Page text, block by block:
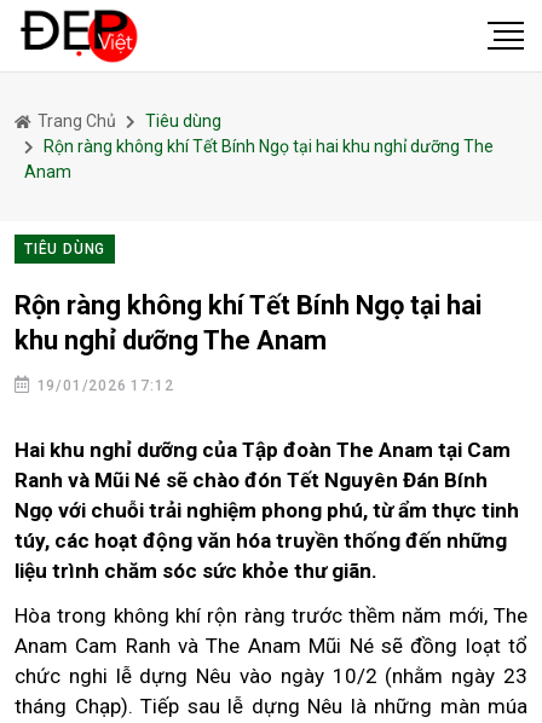
Trang Chủ
Tiêu dùng
Rộn ràng không khí Tết Bính Ngọ tại hai khu nghỉ dưỡng The
Anam
TIÊU DÙNG
Rộn ràng không khí Tết Bính Ngọ tại hai
khu nghỉ dưỡng The Anam
19/01/2026 17:12
Hai khu nghỉ dưỡng của Tập đoàn The Anam tại Cam
Ranh và Mũi Né sẽ chào đón Tết Nguyên Đán Bính
Ngọ với chuỗi trải nghiệm phong phú, từ ẩm thực tinh
túy, các hoạt động văn hóa truyền thống đến những
liệu trình chăm sóc sức khỏe thư giãn.
Hòa trong không khí rộn ràng trước thềm năm mới, The
Anam Cam Ranh và The Anam Mũi Né sẽ đồng loạt tổ
chức nghi lễ dựng Nêu vào ngày 10/2 (nhằm ngày 23
tháng Chạp). Tiếp sau lễ dựng Nêu là những màn múa